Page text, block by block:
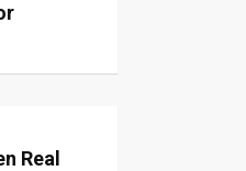
Real